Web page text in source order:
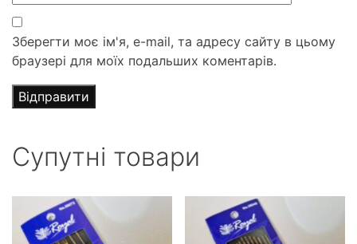
Зберегти моє ім'я, e-mail, та адресу сайту в цьому
браузері для моїх подальших коментарів.
Супутні товари